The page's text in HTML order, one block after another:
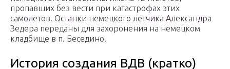
пропавших без вести при катастрофах этих
самолетов. Останки немецкого летчика Александра
Зедера переданы для захоронения на немецком
кладбище в п. Беседино.
История создания ВДВ (кратко)